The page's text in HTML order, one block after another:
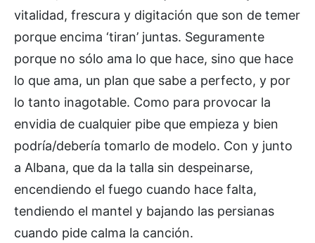
vitalidad, frescura y digitación que son de temer
porque encima ‘tiran’ juntas. Seguramente
porque no sólo ama lo que hace, sino que hace
lo que ama, un plan que sabe a perfecto, y por
lo tanto inagotable. Como para provocar la
envidia de cualquier pibe que empieza y bien
podría/debería tomarlo de modelo. Con y junto
a Albana, que da la talla sin despeinarse,
encendiendo el fuego cuando hace falta,
tendiendo el mantel y bajando las persianas
cuando pide calma la canción.